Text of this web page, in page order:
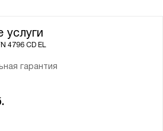
услуги
4796 CD EL
гарантия